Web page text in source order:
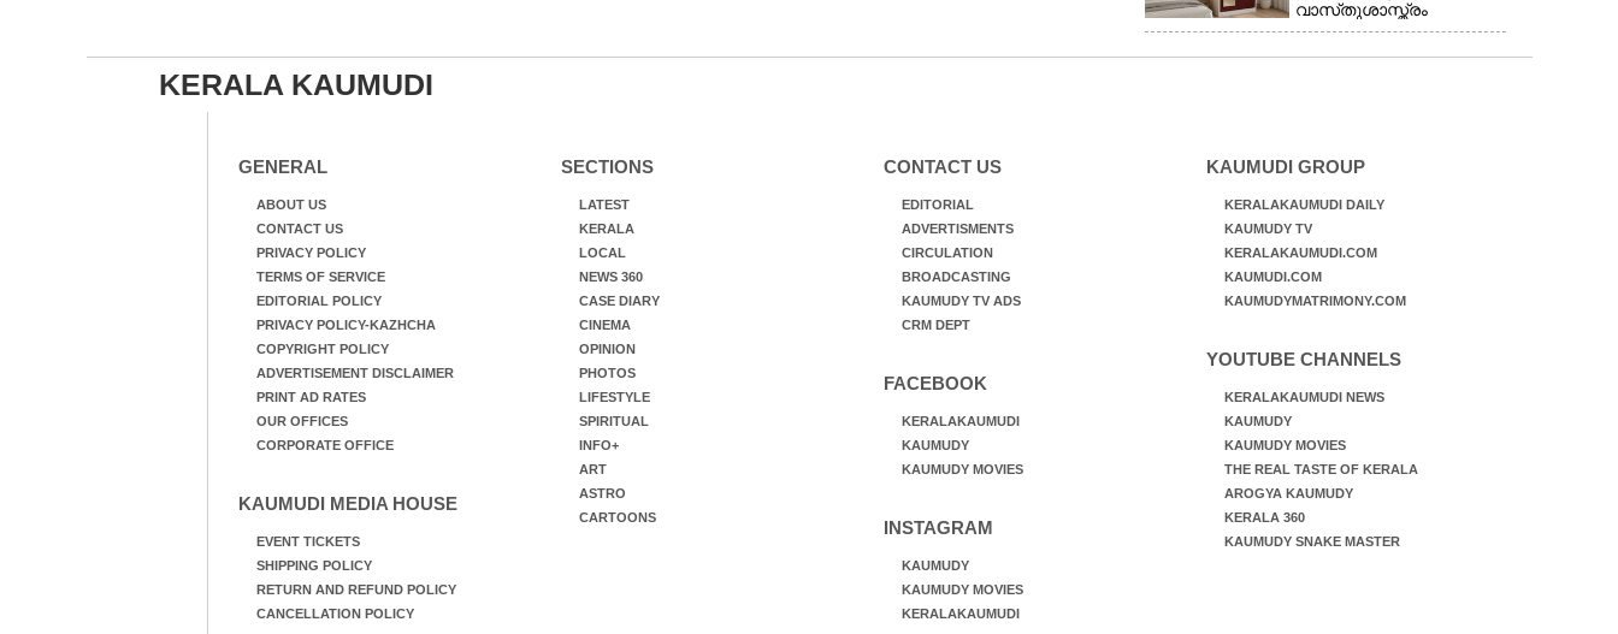
വാസ്‌തുശാസ്ത്രം
പറയുന്നത് അനുസരിക്കാം
KERALA KAUMUDI
GENERAL
ABOUT US
CONTACT US
PRIVACY POLICY
TERMS OF SERVICE
EDITORIAL POLICY
PRIVACY POLICY-KAZHCHA
COPYRIGHT POLICY
ADVERTISEMENT DISCLAIMER
PRINT AD RATES
OUR OFFICES
CORPORATE OFFICE
KAUMUDI MEDIA HOUSE
EVENT TICKETS
SHIPPING POLICY
RETURN AND REFUND POLICY
CANCELLATION POLICY
SECTIONS
LATEST
KERALA
LOCAL
NEWS 360
CASE DIARY
CINEMA
OPINION
PHOTOS
LIFESTYLE
SPIRITUAL
INFO+
ART
ASTRO
CARTOONS
CONTACT US
EDITORIAL
ADVERTISMENTS
CIRCULATION
BROADCASTING
KAUMUDY TV ADS
CRM DEPT
FACEBOOK
KERALAKAUMUDI
KAUMUDY
KAUMUDY MOVIES
INSTAGRAM
KAUMUDY
KAUMUDY MOVIES
KERALAKAUMUDI
KAUMUDI GROUP
KERALAKAUMUDI DAILY
KAUMUDY TV
KERALAKAUMUDI.COM
KAUMUDI.COM
KAUMUDYMATRIMONY.COM
YOUTUBE CHANNELS
KERALAKAUMUDI NEWS
KAUMUDY
KAUMUDY MOVIES
THE REAL TASTE OF KERALA
AROGYA KAUMUDY
KERALA 360
KAUMUDY SNAKE MASTER